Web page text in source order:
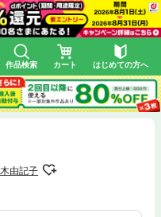
作品検索 カート はじめての方へ
由記子